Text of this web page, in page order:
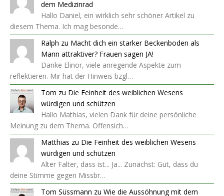
dem Medizinrad
Hallo Daniel, ein wirklich sehr schöner Artikel zu
diesem Thema. Ich mag besonde…
Ralph zu Macht dich ein starker Beckenboden als
Mann attraktiver? Frauen sagen JA!
Danke Elinor, viele anregende Aspekte zum
reflektieren. Mir hat der Hinweis bzgl…
Tom zu Die Feinheit des weiblichen Wesens
würdigen und schützen
Hallo Mathias, vielen Dank für deine persönliche
Meinung zu dem Thema. Offensich…
Matthias zu Die Feinheit des weiblichen Wesens
würdigen und schützen
Alter Falter, dass ist... Ja... Zunächst: Gut, dass du
deine Stimme gegen Missbr…
Tom Süssmann zu Wie die Aussöhnung mit dem